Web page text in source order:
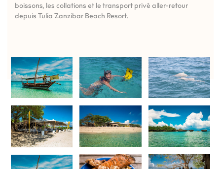
boissons, les collations et le transport privé aller-retour
depuis Tulia Zanzibar Beach Resort.